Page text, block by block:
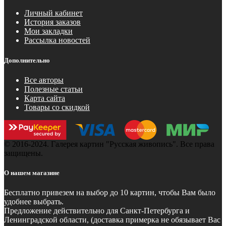
Личный кабинет
История заказов
Мои закладки
Рассылка новостей
Дополнительно
Все авторы
Полезные статьи
Карта сайта
Товары со скидкой
© 2016-2024. Галерея картин "Русская живопись". Все права
защищены.
О нашем магазине
Бесплатно привезем на выбор до 10 картин, чтобы Вам было
удобнее выбрать.
Предложение действительно для Санкт-Петербурга и
Ленинградской области, (доставка примерка не обязывает Вас